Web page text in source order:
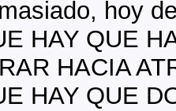
hoy
HAY QUE
HACIA
HAY QUE